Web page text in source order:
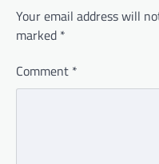
Your email address will
marked *
Comment *